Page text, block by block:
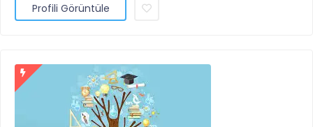
Profili Görüntüle